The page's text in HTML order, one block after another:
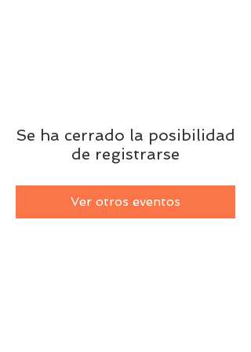
Se ha cerrado la posibilidad
de registrarse
Ver otros eventos